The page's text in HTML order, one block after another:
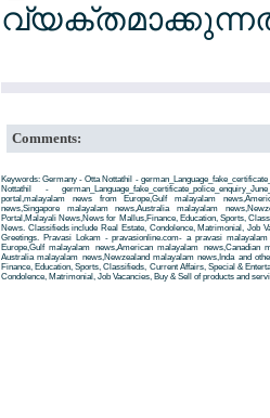
Comments:
Keywords: Germany - Otta Nottathil -
Nottathil -
portal,malayalam news from Europe,Gulf malayalam
news,Singapore malayalam news,Australia malayalam
Portal,Malayali News,News for Mallus,Finance, Education, Sports,
News. Classifieds include Real Estate, Condolence, Matrimonial, Job
Greetings. Pravasi Lokam - pravasionline.com- a pravasi
Europe,Gulf malayalam news,American malayalam news,Canadian
Australia malayalam news,Newzealand malayalam news,Inda and
Finance, Education, Sports, Classifieds, Current Affairs, Special &
Condolence, Matrimonial, Job Vacancies, Buy & Sell of products and